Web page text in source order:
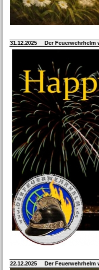
31.12.2025 Der
22.12.2025 Der